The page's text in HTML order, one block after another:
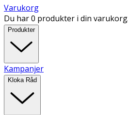
Varukorg
Du har 0 produkter i din varukorg.
Produkter
Kampanjer
Kloka Råd